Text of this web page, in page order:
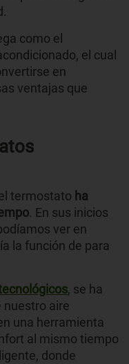
como el
el cual
en
ventajas que
termostato ha
. En sus inicios
ver en
la función de para
, se ha
nuestro aire
una herramienta
al mismo tiempo
donde